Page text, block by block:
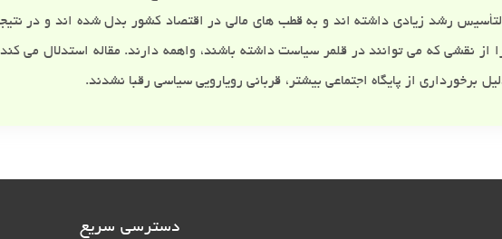
رشد زیادی داشته اند و به قطب های مالی در اقتصاد کشور بدل شده اند و در
از نقشی که می توانند در قلمر سیاست داشته باشند، واهمه دارند. مقاله استدلال می
برخورداری از پایگاه اجتماعی بیشتر، قربانی رویارویی سیاسی رقبا نشدند.
دسترسی سریع